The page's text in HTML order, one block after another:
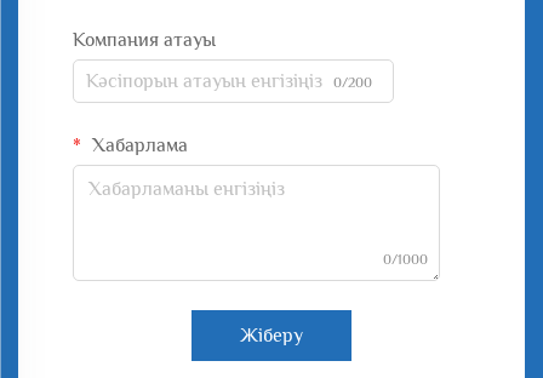
Компания атауы
0/200
Хабарлама
0/1000
Жіберу